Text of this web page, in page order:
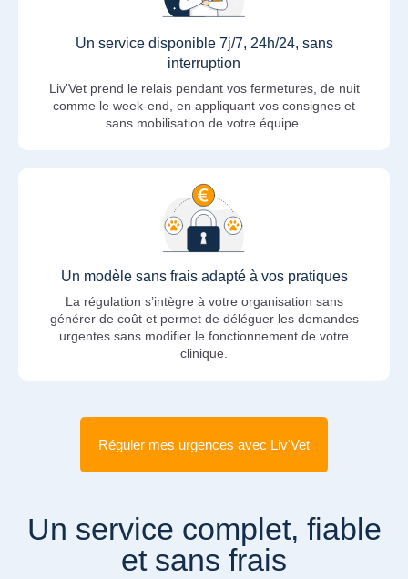
Un service disponible 7j/7, 24h/24, sans
interruption
Liv'Vet prend le relais pendant vos fermetures, de nuit
comme le week-end, en appliquant vos consignes et
sans mobilisation de votre équipe.
Un modèle sans frais adapté à vos pratiques
La régulation s’intègre à votre organisation sans
générer de coût et permet de déléguer les demandes
urgentes sans modifier le fonctionnement de votre
clinique.
Réguler mes urgences avec Liv'Vet
Un service complet, fiable
et sans frais